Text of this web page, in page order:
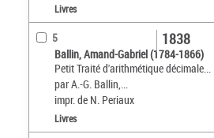
Livres
5
Ballin, Amand-Gabriel (1784-1866)
Petit Traité d'arithmétique décimale...
par A.-G. Ballin,...
impr. de N. Periaux
1838
Livres